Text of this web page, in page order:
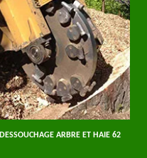
DESSOUCHAGE ARBRE ET HAIE 62